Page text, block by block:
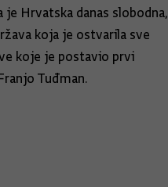
Hrvatska danas slobodna,
koja je ostvarila sve
koje je postavio prvi
Tuđman.